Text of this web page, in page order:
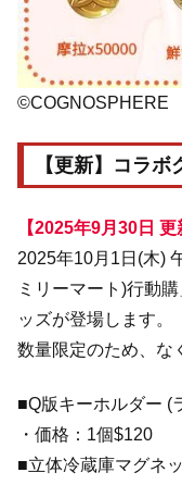
©COGNOSPHERE
【更新】コラボ
【2025年9月30日 更
2025年10月1日(木)
ミリーマート)行動
ッズが登場します。
数量限定のため、な
■Q版キーホルダー (
・価格：1個$120
■立体冷蔵庫マグネ